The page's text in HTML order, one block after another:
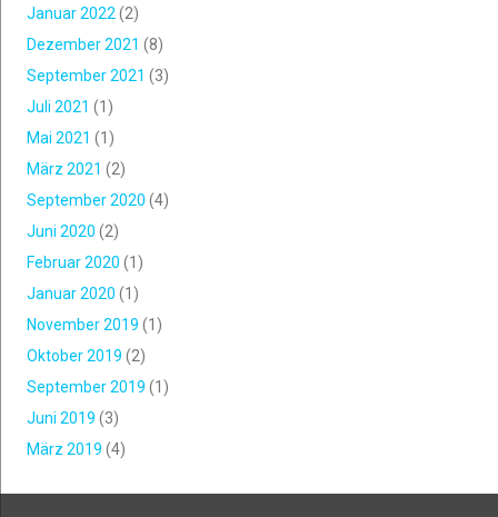
Januar 2022 (2)
Dezember 2021 (8)
September 2021 (3)
Juli 2021 (1)
Mai 2021 (1)
März 2021 (2)
September 2020 (4)
Juni 2020 (2)
Februar 2020 (1)
Januar 2020 (1)
November 2019 (1)
Oktober 2019 (2)
September 2019 (1)
Juni 2019 (3)
März 2019 (4)